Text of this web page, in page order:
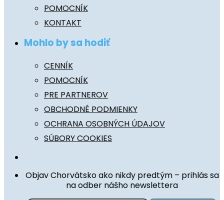
POMOCNÍK
KONTAKT
Mohlo by sa hodiť
CENNÍK
POMOCNÍK
PRE PARTNEROV
OBCHODNÉ PODMIENKY
OCHRANA OSOBNÝCH ÚDAJOV
SÚBORY COOKIES
Objav Chorvátsko ako nikdy predtým – prihlás sa
na odber nášho newslettera